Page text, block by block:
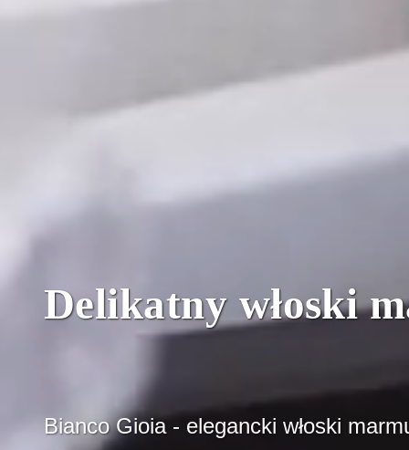
Delikatny włoski
Bianco Gioia - elegancki włoski